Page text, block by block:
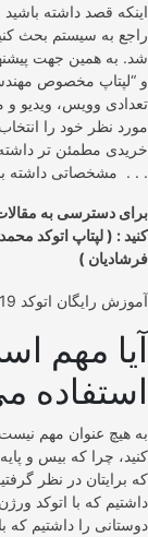
اینکه قصد داشته باشید
راجع به سیستم بحث
شد. به همین جهت
و “لپتاپ مخصوص
تعدادی وویس، ویدیو و
مورد نظر خود را انتخاب
خریدی مطمئن تر داشته
مشخصاتی داشته باشد و . . .
برای دسترسی به
کنید : ( لپتاپ اتوکد
فرشادیان )
آیا مهم
استفاده
به هیچ عنوان مهم
کنید، چرا که بیس و
که برایتان در نظر